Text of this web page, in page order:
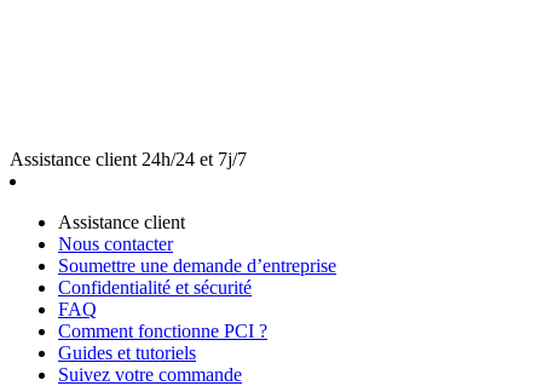
Assistance client 24h/24 et 7j/7
Assistance client
Nous contacter
Soumettre une demande d’entreprise
Confidentialité et sécurité
FAQ
Comment fonctionne PCI ?
Guides et tutoriels
Suivez votre commande